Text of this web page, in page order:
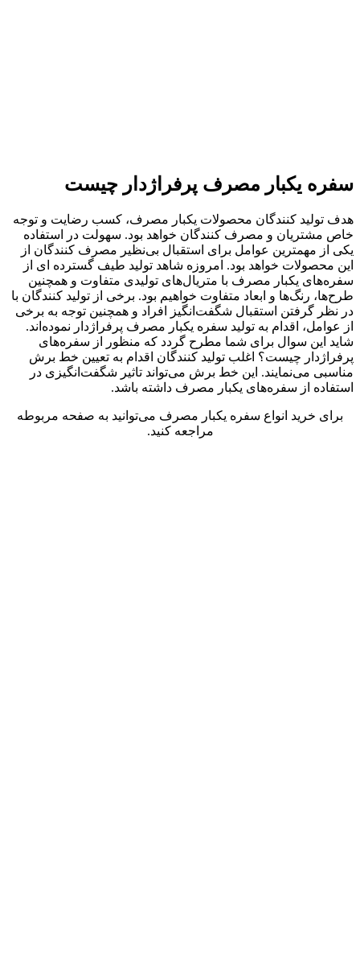
سفره یکبار مصرف پرفراژدار چیست
هدف تولید کنندگان محصولات یکبار مصرف، کسب رضایت و توجه
خاص مشتریان و مصرف کنندگان خواهد بود. سهولت در استفاده
یکی از مهمترین عوامل برای استقبال بی‌نظیر مصرف کنندگان از
این محصولات خواهد بود. امروزه شاهد تولید طیف گسترده ای از
سفره‌های یکبار مصرف با متریال‌های تولیدی متفاوت و همچنین
طرح‌ها، رنگ‌ها و ابعاد متفاوت خواهیم بود. برخی از تولید کنندگان با
در نظر گرفتن استقبال شگفت‌انگیز افراد و همچنین توجه به برخی
از عوامل، اقدام به تولید سفره یکبار مصرف پرفراژدار نموده‌اند.
شاید این سوال برای شما مطرح گردد که منظور از سفره‌های
پرفراژدار چیست؟ اغلب تولید کنندگان اقدام به تعیین خط برش
مناسبی می‌نمایند. این خط برش می‌تواند تاثیر شگفت‌انگیزی در
استفاده از سفره‌های یکبار مصرف داشته باشد.
برای خرید انواع سفره یکبار مصرف می‌توانید به صفحه مربوطه
مراجعه کنید.